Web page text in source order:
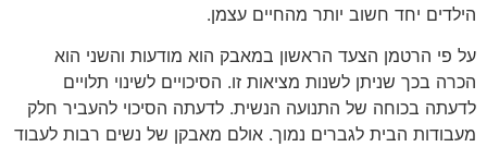
הילדים יחד חשוב יותר מהחיים עצמן.
על פי הרטמן הצעד הראשון במאבק הוא מודעות והשני הוא
הכרה בכך שניתן לשנות מציאות זו. הסיכויים לשינוי תלויים
לדעתה בכוחה של התנועה הנשית. לדעתה הסיכוי להעביר חלק
מעבודות הבית לגברים נמוך. אולם מאבקן של נשים רבות לעבוד